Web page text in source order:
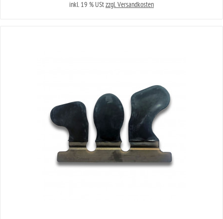
inkl. 19 % UStzzgl. Versandkosten